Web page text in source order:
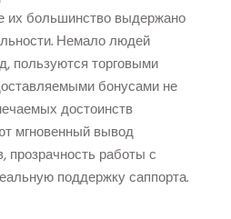
их большинство выдержано
Немало людей
пользуются торговыми
бонусами не
достоинств
мгновенный вывод
прозрачность работы с
поддержку саппорта.